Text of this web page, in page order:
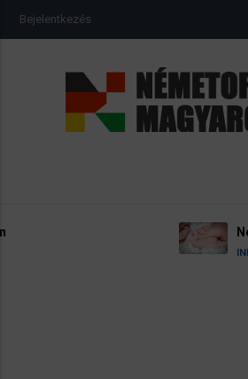
USER
ACCOUNT
Bejelentkezés
Névadási szabályok
4 August 2026